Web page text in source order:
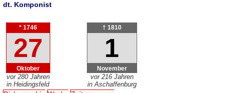
dt. Komponist
* 1746
27
Oktober
vor 280 Jahren
in Heidingsfeld
† 1810
1
November
vor 216 Jahren
in Aschaffenburg